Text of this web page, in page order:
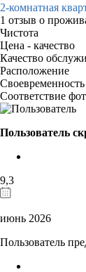
2-комнатная
1 отзыв о
Чистота
Цена - качество
Качество
Расположение
Своевременность
Соответствие
Пользователь
9,3
июнь 2026
Пользователь